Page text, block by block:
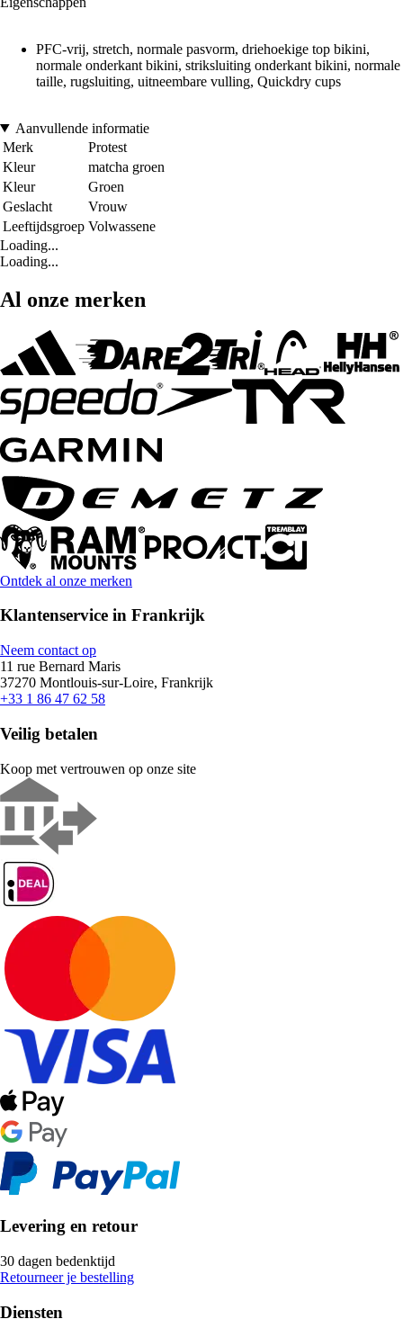
PFC-vrij, stretch, normale pasvorm, driehoekige top bikini,
normale onderkant bikini, striksluiting onderkant bikini, normale
taille, rugsluiting, uitneembare vulling, Quickdry cups
Aanvullende informatie
Merk
Protest
Kleur
matcha groen
Kleur
Groen
Geslacht
Vrouw
Leeftijdsgroep Volwassene
Loading...
Loading...
Al onze merken
Ontdek al onze merken
Klantenservice in Frankrijk
Neem contact op
11 rue Bernard Maris
37270 Montlouis-sur-Loire, Frankrijk
+33 1 86 47 62 58
Veilig betalen
Koop met vertrouwen op onze site
Levering en retour
30 dagen bedenktijd
Retourneer je bestelling
Diensten